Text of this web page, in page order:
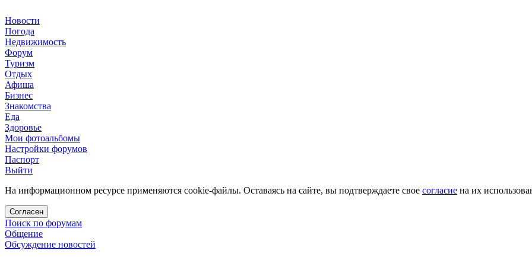
Новости
Погода
Недвижимость
Форум
Туризм
Отдых
Афиша
Бизнес
Знакомства
Еда
Здоровье
Мои фотоальбомы
Настройки форумов
Паспорт
Выйти
На информационном ресурсе применяются cookie-файлы. Оставаясь на сайте, вы подтверждаете свое согласие на их
Согласен
Поиск по форумам
Общение
Обсуждение новостей